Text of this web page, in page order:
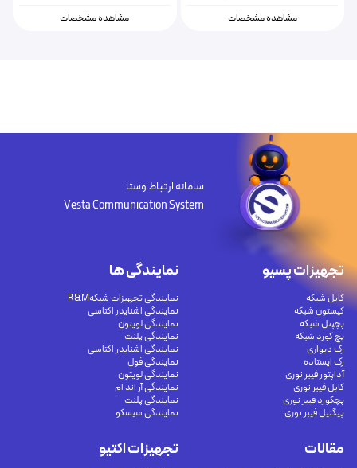
مشاهده مشخصات مشاهده مشخصات
سامانه ارتباط وستا
Vesta Communication System
تجهیزات پسیو
کابل شبکه
کیستون شبکه
پچپنل شبکه
پچ کورد شبکه
رک دیواری
رک ایستاده
آداپتور فیبر نوری
کابل فیبر نوری
پچکورد فیبر نوری
پیگتیل فیبر نوری
تجهیزات اکتیو
نمایندگی ها
نمایندگی تجهیزات شبکهR&M
نمایندگی اشنایدر اکتاسی
نمایندگی لویتون
نمایندگی پلنت
نمایندگی اشنایدر اکتاسی
نمایندگی فول
نمایندگی لویتون
نمایندگی آر اند ام
نمایندگی پلنت
نمایندگی سیسکو
مقالات